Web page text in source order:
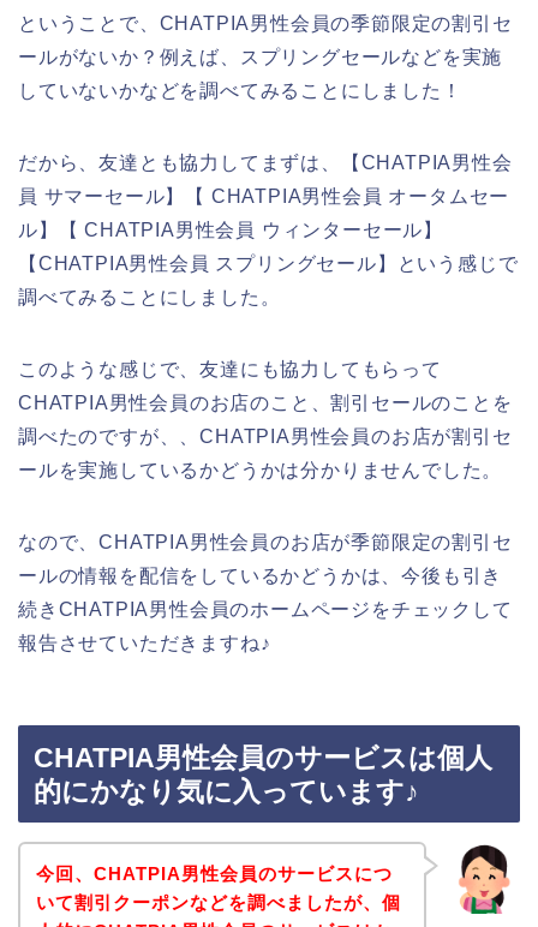
ということで、CHATPIA男性会員の季節限定の割引セ
ールがないか？例えば、スプリングセールなどを実施
していないかなどを調べてみることにしました！
だから、友達とも協力してまずは、【CHATPIA男性会
員 サマーセール】【 CHATPIA男性会員 オータムセー
ル】【 CHATPIA男性会員 ウィンターセール】
【CHATPIA男性会員 スプリングセール】という感じで
調べてみることにしました。
このような感じで、友達にも協力してもらって
CHATPIA男性会員のお店のこと、割引セールのことを
調べたのですが、、CHATPIA男性会員のお店が割引セ
ールを実施しているかどうかは分かりませんでした。
なので、CHATPIA男性会員のお店が季節限定の割引セ
ールの情報を配信をしているかどうかは、今後も引き
続きCHATPIA男性会員のホームページをチェックして
報告させていただきますね♪
CHATPIA男性会員のサービスは個人
的にかなり気に入っています♪
今回、CHATPIA男性会員のサービスにつ
いて割引クーポンなどを調べましたが、個